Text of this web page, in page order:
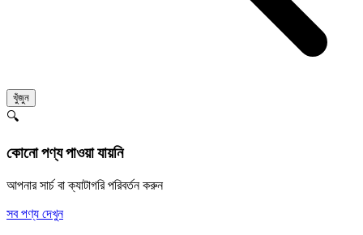
খুঁজুন
🔍
কোনো পণ্য পাওয়া যায়নি
আপনার সার্চ বা ক্যাটাগরি পরিবর্তন করুন
সব পণ্য দেখুন